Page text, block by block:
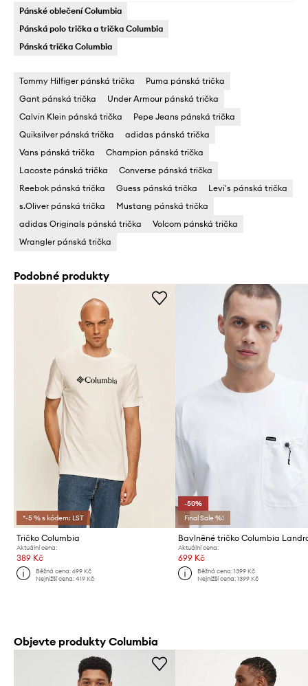
Pánské oblečení Columbia
Pánská polo trička a trička Columbia
Pánská trička Columbia
Tommy Hilfiger pánská trička
Puma pánská trička
Gant pánská trička
Under Armour pánská trička
Calvin Klein pánská trička
Pepe Jeans pánská trička
Quiksilver pánská trička
adidas pánská trička
Vans pánská trička
Champion pánská trička
Lacoste pánská trička
Converse pánská trička
Reebok pánská trička
Guess pánská trička
Levi's pánská trička
s.Oliver pánská trička
Mustang pánská trička
adidas Originals pánská trička
Volcom pánská trička
Wrangler pánská trička
Podobné produkty
*-5 % s kódem: LST
Tričko Columbia
Aktuální cena:
389 Kč
Běžná cena:699 Kč
Nejnižší cena:419 Kč
-50%
Final Sale %!
Bavlněné tričko Columbia
Aktuální cena:
699 Kč
Běžná cena: 1399 Kč
Nejnižší cena: 1399 Kč
Objevte produkty Columbia